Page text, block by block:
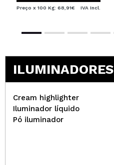
Preço x 100 Kg: 68,91€ IVA Incl.
ILUMINADORES
Cream highlighter
Iluminador líquido
Pó iluminador